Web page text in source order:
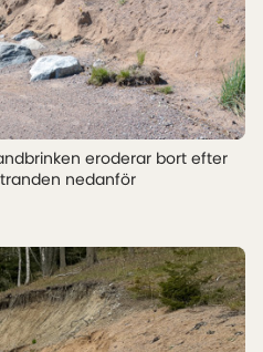
eroderar bort efter
nedanför